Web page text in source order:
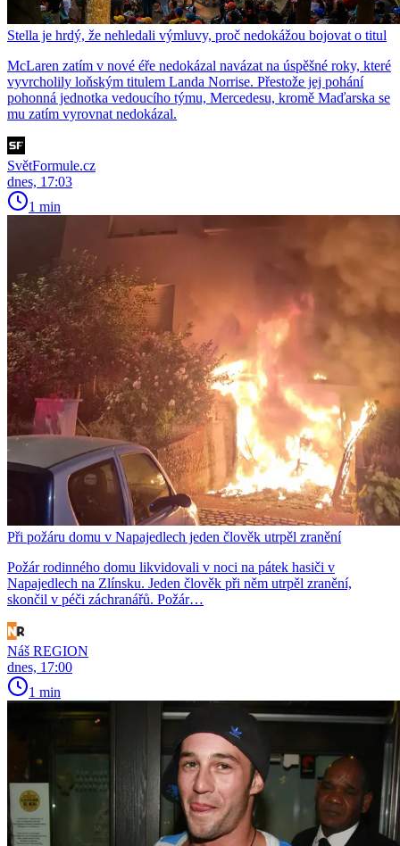
Stella je hrdý, že nehledali výmluvy, proč nedokážou bojovat o titul
McLaren zatím v nové éře nedokázal navázat na úspěšné roky, které
vyvrcholily loňským titulem Landa Norrise. Přestože jej pohání
pohonná jednotka vedoucího týmu, Mercedesu, kromě Maďarska se
mu zatím vyrovnat nedokázal.
SvětFormule.cz
dnes, 17:03
1 min
Při požáru domu v Napajedlech jeden člověk utrpěl zranění
Požár rodinného domu likvidovali v noci na pátek hasiči v
Napajedlech na Zlínsku. Jeden člověk při něm utrpěl zranění,
skončil v péči záchranářů. Požár…
Náš REGION
dnes, 17:00
1 min